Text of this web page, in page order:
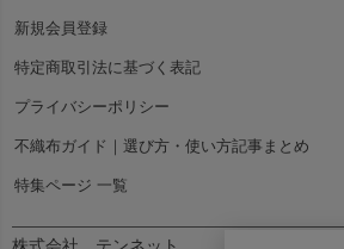
新規会員登録
特定商取引法に基づく表記
プライバシーポリシー
不織布ガイド｜選び方・使い方記事まとめ
特集ページ 一覧